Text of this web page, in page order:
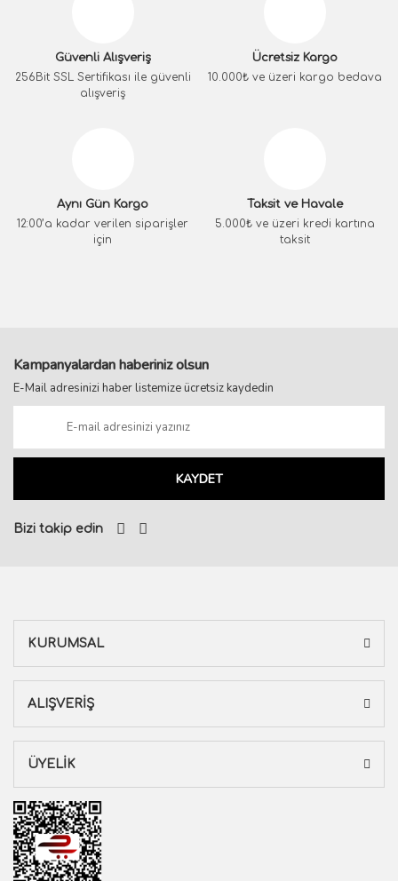
Güvenli Alışveriş
256Bit SSL Sertifikası ile güvenli
alışveriş
Ücretsiz Kargo
10.000₺ ve üzeri kargo bedava
Aynı Gün Kargo
12:00’a kadar verilen siparişler
için
Taksit ve Havale
5.000₺ ve üzeri kredi kartına
taksit
Kampanyalardan haberiniz olsun
E-Mail adresinizi haber listemize ücretsiz kaydedin
KAYDET
Bizi takip edin
KURUMSAL
ALIŞVERİŞ
ÜYELİK